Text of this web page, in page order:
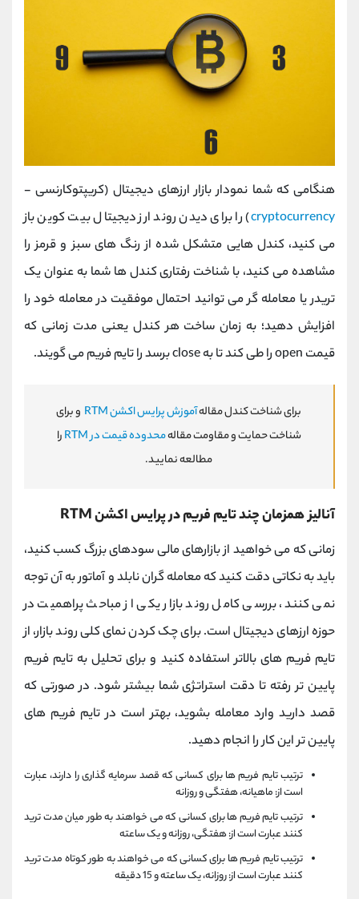
هنگامی که شما نمودار بازار ارزهای دیجیتال (کریپتوکارنسی -
cryptocurrency) را برای دیدن روند ارز دیجیتال بیت کوین باز
می کنید، کندل هایی متشکل شده از رنگ های سبز و قرمز را
مشاهده می کنید، با شناخت رفتاری کندل ها شما به عنوان یک
تریدر یا معامله گر می توانید احتمال موفقیت در معامله خود را
افزایش دهید؛ به زمان ساخت هر کندل یعنی مدت زمانی که
قیمت open را طی کند تا به close برسد را تایم فریم می گویند.
برای شناخت کندل مقالهآموزش پرایس اکشن RTM
و برای
شناخت حمایت و مقاومت مقالهمحدوده قیمت در RTM
را
مطالعه نمایید.
آنالیز همزمان چند تایم فریم در پرایس اکشن RTM
زمانی که می خواهید از بازارهای مالی سودهای بزرگ کسب کنید،
باید به نکاتی دقت کنید که معامله گران نابلد و آماتور به آن توجه
نمی کنند، بررسی کامل روند بازار یکی از مباحث پراهمیت در
حوزه ارزهای دیجیتال است. برای چک کردن نمای کلی روند بازار، از
تایم فریم های بالاتر استفاده کنید و برای تحلیل به تایم فریم
پایین تر رفته تا دقت استراتژی شما بیشتر شود. در صورتی که
قصد دارید وارد معامله بشوید، بهتر است در تایم فریم های
پایین تر این کار را انجام دهید.
ترتیب تایم فریم ها برای کسانی که قصد سرمایه گذاری را دارند، عبارت
است از: ماهیانه، هفتگی و روزانه
ترتیب تایم فریم ها برای کسانی که می خواهند به طور میان مدت ترید
کنند عبارت است از: هفتگی، روزانه و یک ساعته
ترتیب تایم فریم ها برای کسانی که می خواهند به طور کوتاه مدت ترید
کنند عبارت است از: روزانه، یک ساعته و 15 دقیقه